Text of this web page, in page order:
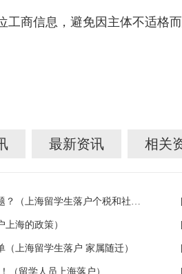
工商信息，避免因主体不适格
最新资讯 相关
留学生落户上海社保与个税对应问题？（上海留学生落户个税和社保不一致）
海的政策）
上海留学生落户 家属随迁）
（留学人员上海落户）